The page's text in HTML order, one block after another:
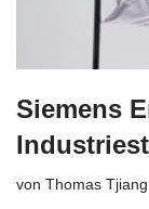
Siemens
von Thomas Tjiang